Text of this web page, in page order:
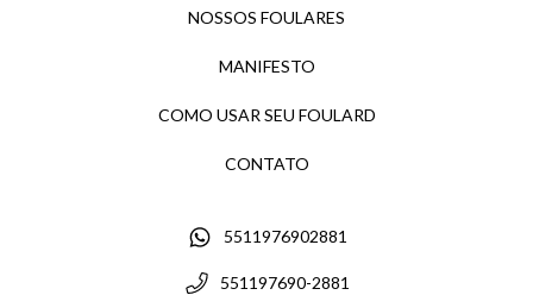
NOSSOS FOULARES
MANIFESTO
COMO USAR SEU FOULARD
CONTATO
5511976902881
551197690-2881